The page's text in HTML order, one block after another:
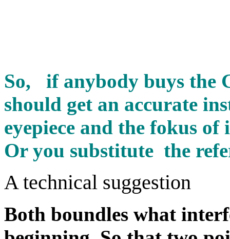
So, if anybody buys the
should get an accurate
eyepiece and the fokus of
Or you substitute the
A technical suggestion
Both boundles what